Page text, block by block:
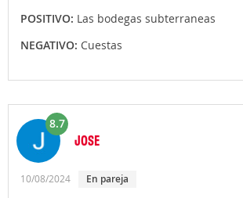
POSITIVO: Las bodegas subterraneas
NEGATIVO: Cuestas
8.7
JOSE
10/08/2024 En pareja